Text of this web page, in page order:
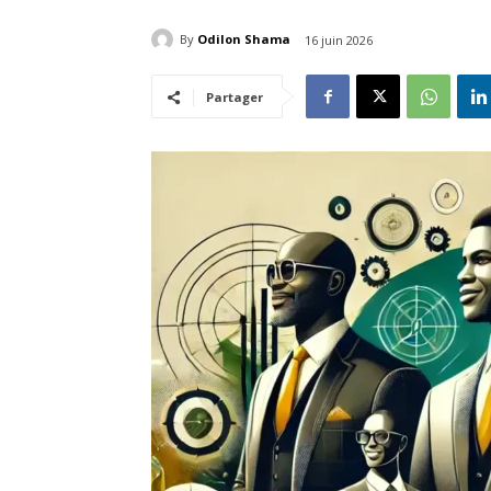
By Odilon Shama 16 juin 2026
Partager